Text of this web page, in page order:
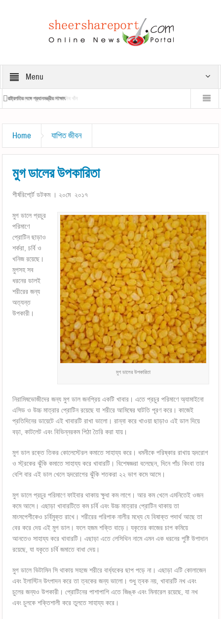
Menu
রাষ্ট্রপতির সঙ্গে প্রধানমন্ত্রীর সাক্ষাৎ
Home যাপিত জীবন
মুগ ডালের উপকারিতা
শীর্ষরিপো্র্ট ডটকম । ২০মে ২০১৭
মুগ ডালের উপকারিতা
মুগ ডালে প্রচুর
পরিমাণে
প্রোটিন ছাড়াও
শর্করা, চর্বি ও
খনিজ রয়েছে।
মুগসহ সব
ধরনের ডালই
শরীরের জন্য
অত্যন্ত
উপকারী।
নিরামিষভোজীদের জন্য মুগ ডাল জনপ্রিয় একটি খাবার। এতে প্রচুর পরিমাণে অ্যামাইনো
এসিড ও উচ্চ মাত্রার প্রোটিন রয়েছে যা শরীরে আমিষের ঘাটতি পূরণ করে। কাজেই
প্রতিদিনের ডায়েটে এই খাবারটি রাখা ভালো। রান্না করে খাওয়া ছাড়াও এই ডাল দিয়ে
বড়া, কাটলেট এবং বিভিন্নরকম পিঠা তৈরি করা যায়।
মুগ ডাল রক্তে তিকর কোলেস্টেরল কমাতে সাহায্য করে। ধমনীকে পরিষ্কার রাখায় হৃদরোগ
ও স্ট্রকের ঝুঁকি কমাতে সাহায্য করে খাবারটি। বিশেষজ্ঞরা বলেছেন, দিনে পাঁচ কিংবা তার
বেশি বার এই ডাল খেলে হৃদরোগের ঝুঁকি শতকরা ২২ ভাগ কমে আসে।
মুগ ডালে প্রচুর পরিমাণে ফাইবার থাকায় ক্ষুধা কম লাগে। আর কম খেলে এমনিতেই ওজন
কমে আসে। এছাড়া খাবারটিতে কম চর্বি এবং উচ্চ মাত্রার প্রোটিন থাকায় তা
মাংসপেশীকেও চর্বিমুক্ত রাখে। শরীরের পরিপাক নালীর মধ্যে যে বিষাক্ত পদার্থ আছে তা
বের করে দেয় এই মুগ ডাল। ফলে হজম শক্তি বাড়ে। যকৃতের কাজের চাপ কমিয়ে
আনতেও সাহায্য করে খাবারটি। এছাড়া এতে লেসিথিন নামে এমন এক ধরনের পুষ্টি উপাদান
রয়েছে, যা যকৃতে চর্বি জমাতে বাধা দেয়।
মুগ ডালে ভিটামিন সি থাকায় সহজে শরীরে বার্ধ্যকের ছাপ পড়ে না। এছাড়া এটি কোলাজেন
এবং ইলাস্টিন উৎপাদন করে তা ত্বকের জন্য ভালো। শুধু ত্বক নয়, খাবারটি নখ এবং
চুলের জন্যও উপকারী। প্রোটিনের পাশাপাশি এতে জিঙ্ক এবং মিনারেল রয়েছে, যা নখ
এবং চুলকে শক্তিশালী করে তুলতে সাহায্য করে।